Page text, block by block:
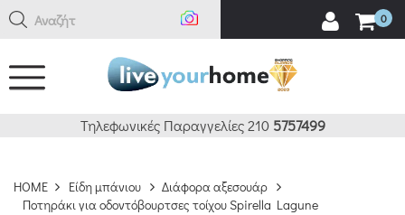
Αναζήτηση 0
Τηλεφωνικές Παραγγελίες 210 5757499
HOME Είδη μπάνιου
Διάφορα αξεσουάρ
Ποτηράκι για οδοντόβουρτσες τοίχου Spirella Lagune